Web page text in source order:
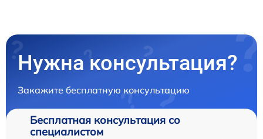
Нужна консультация?
Закажите бесплатную консультацию
Бесплатная консультация со
специалистом